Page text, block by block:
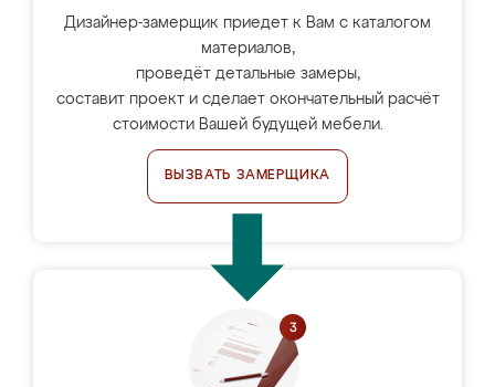
Дизайнер-замерщик приедет к Вам с каталогом
материалов,
проведёт детальные замеры,
составит проект и сделает окончательный расчёт
стоимости Вашей будущей мебели.
ВЫЗВАТЬ ЗАМЕРЩИКА